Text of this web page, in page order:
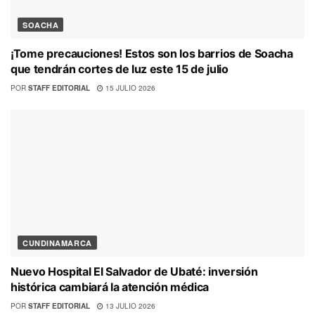
SOACHA
¡Tome precauciones! Estos son los barrios de Soacha
que tendrán cortes de luz este 15 de julio
POR STAFF EDITORIAL 15 JULIO 2026
CUNDINAMARCA
Nuevo Hospital El Salvador de Ubaté: inversión
histórica cambiará la atención médica
POR STAFF EDITORIAL 13 JULIO 2026